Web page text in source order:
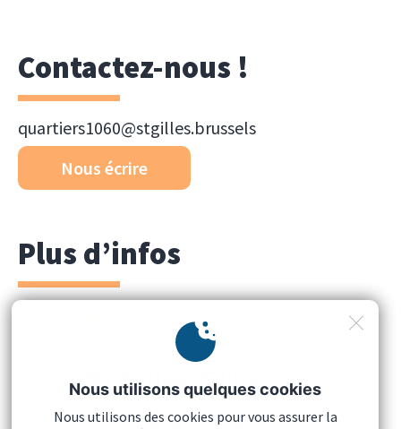
Contactez-nous !
quartiers1060@stgilles.brussels
Nous écrire
Plus d’infos
Nous utilisons quelques cookies
Nous utilisons des cookies pour vous assurer la